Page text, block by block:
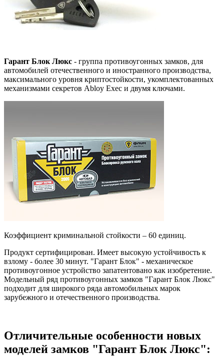
Гарант Блок Люкс - группа противоугонных замков, для
автомобилей отечественного и иностранного производства,
максимального уровня криптостойкости, укомплектованных
механизмами секретов Abloy Exec и двумя ключами.
Коэффициент криминальной стойкости – 60 единиц.
Продукт сертифицирован. Имеет высокую устойчивость к
взлому - более 30 минут. "Гарант Блок" - механическое
противоугонное устройство запатентовано как изобретение.
Модельный ряд противоугонных замков "Гарант Блок Люкс"
подходит для широкого ряда автомобильных марок
зарубежного и отечественного производства.
Отличительные особенности новых
моделей замков "Гарант Блок Люкс":